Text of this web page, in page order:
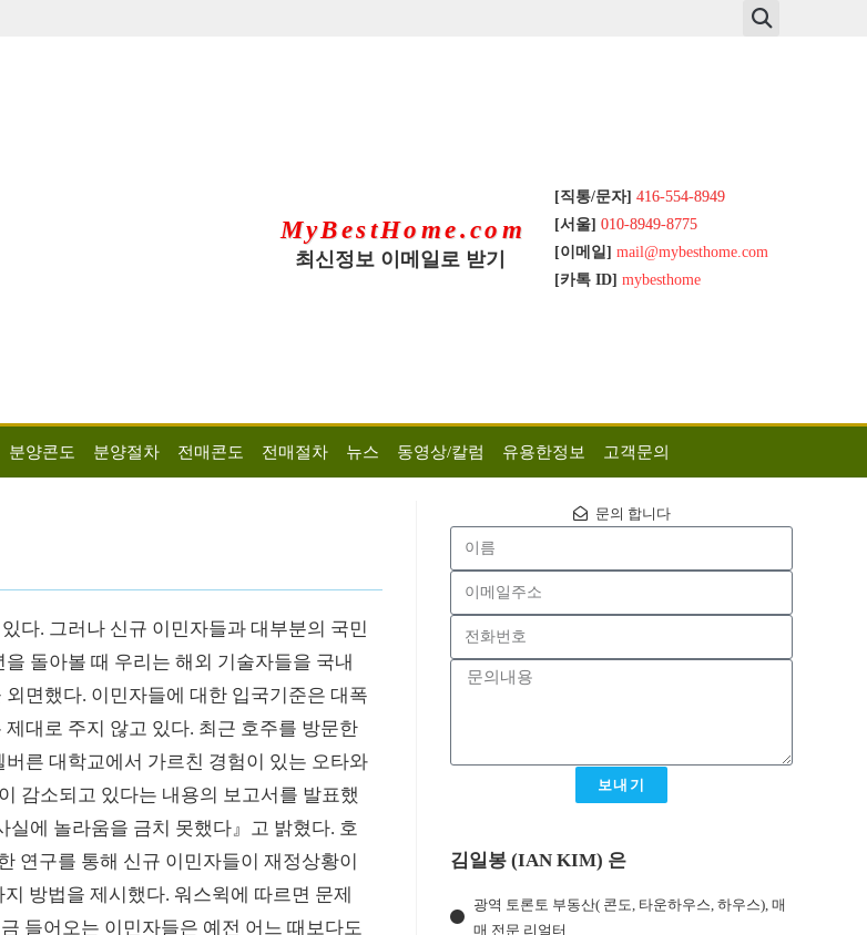
MyBestHome.com
최신정보 이메일로 받기
[직통/문자] 416-554-8949
[서울] 010-8949-8775
[이메일] mail@mybesthome.com
[카톡 ID] mybesthome
분양콘도 분양절차 전매콘도 전매절차 뉴스 동영상/칼럼 유용한정보 고객문의
다. 그러나 신규 이민자들과 대부분의 국민
돌아볼 때 우리는 해외 기술자들을 국내
면했다. 이민자들에 대한 입국기준은 대폭
대로 주지 않고 있다. 최근 호주를 방문한
른 대학교에서 가르친 경험이 있는 오타와
감소되고 있다는 내용의 보고서를 발표했
에 놀라움을 금치 못했다』고 밝혔다. 호
연구를 통해 신규 이민자들이 재정상황이
방법을 제시했다. 워스윅에 따르면 문제
들어오는 이민자들은 예전 어느 때보다도
문의 합니다
보내기
김일봉 (IAN KIM) 은
광역 토론토 부동산( 콘도, 타운하우스, 하우스), 매
매 전문 리얼터